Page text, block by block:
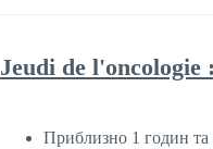
Jeudi de l'oncologie
Приблизно 1 годин